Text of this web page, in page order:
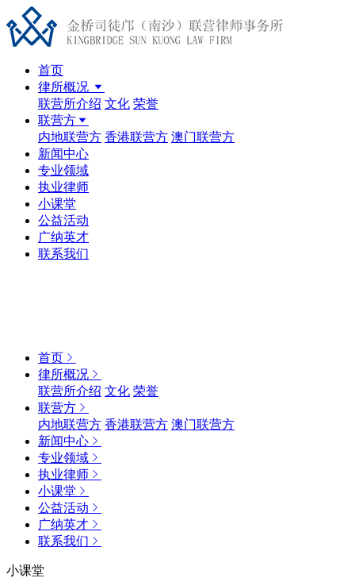
首页
律所概况
联营所介绍 文化 荣誉
联营方
内地联营方 香港联营方 澳门联营方
新闻中心
专业领域
执业律师
小课堂
公益活动
广纳英才
联系我们
首页
律所概况
联营所介绍 文化 荣誉
联营方
内地联营方 香港联营方 澳门联营方
新闻中心
专业领域
执业律师
小课堂
公益活动
广纳英才
联系我们
小课堂